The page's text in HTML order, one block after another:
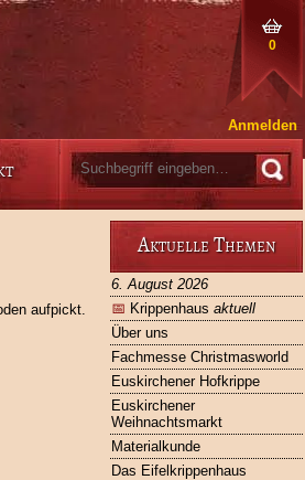
0
Anmelden
Aktuelle Themen
6. August 2026
📅 Krippenhaus aktuell
Über uns
Fachmesse Christmasworld
Euskirchener Hofkrippe
Euskirchener
Weihnachtsmarkt
Materialkunde
Das Eifelkrippenhaus
aufpickt.